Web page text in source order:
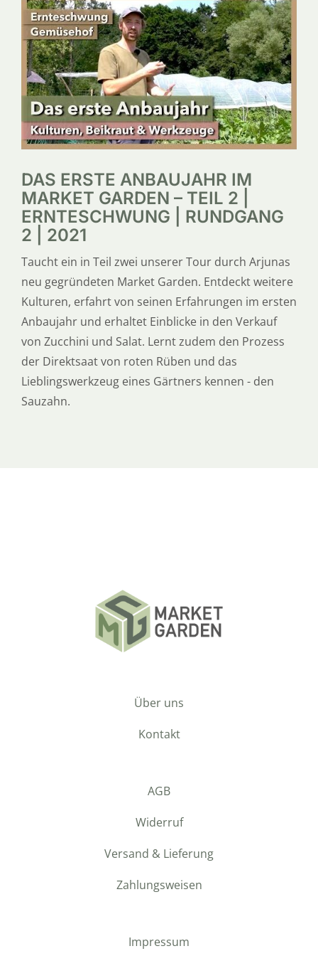
SERVICE
ÜBER UNS
DAS ERSTE ANBAUJAHR IM
MARKET GARDEN – TEIL 2 |
ERNTESCHWUNG | RUNDGANG
2 | 2021
Taucht ein in Teil zwei unserer Tour durch Arjunas
neu gegründeten Market Garden. Entdeckt weitere
Kulturen, erfahrt von seinen Erfahrungen im ersten
Anbaujahr und erhaltet Einblicke in den Verkauf
von Zucchini und Salat. Lernt zudem den Prozess
der Direktsaat von roten Rüben und das
Lieblingswerkzeug eines Gärtners kennen - den
Sauzahn.
Über uns
Kontakt
AGB
Widerruf
Versand & Lieferung
Zahlungsweisen
Impressum